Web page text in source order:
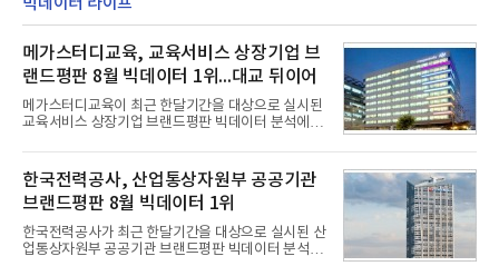
메가스터디교육, 교육서비스 상장기업 브
랜드평판 8월 빅데이터 1위...대교 뒤이어
메가스터디교육이 최근 한달기간을 대상으로 실시된
교육서비스 상장기업 브랜드평판 빅데이터 분석에서
일 한국기업평판연구소(소장 구창환)는 국내 교육서
비스 상장기업 브랜드를 대상으로 지난 7월 7일부터
8월 7일까지 수집된 소비자 빅데이터 10,074,233건
을 분석한 결과, 메가스터디교육이 브랜드평판지수
1,710,926을 기록하며 8월 1위에 올랐다고 밝혔다.
분석에 활용된 빅데이터는 지난 7월(9,491,206건) 대
비 6.14% 증가한 수치로, 교육서비스 상장기업 브랜
한국전력공사, 산업통상자원부 공공기관
브랜드평판 8월 빅데이터 1위
한국전력공사가 최근 한달기간을 대상으로 실시된 산
업통상자원부 공공기관 브랜드평판 빅데이터 분석에